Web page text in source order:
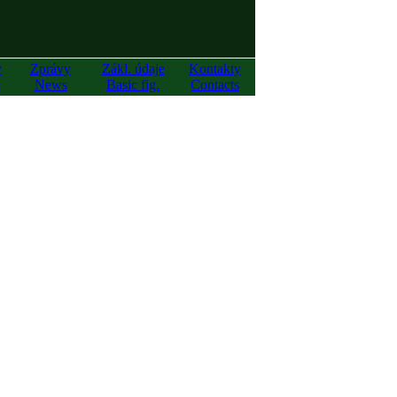
Zprávy
News
Zákl. údaje
Basic fig.
Kontakty
Contacts